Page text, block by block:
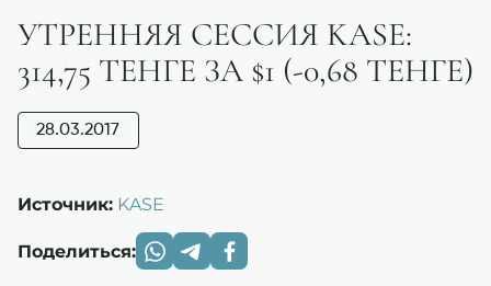
УТРЕННЯЯ СЕССИЯ KASE:
314,75 ТЕНГЕ ЗА $1 (-0,68 ТЕНГЕ)
28.03.2017
Источник: KASE
Поделиться: